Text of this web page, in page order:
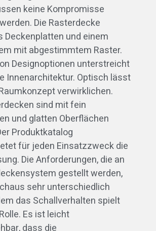
keine Kompromisse
Die Rasterdecke
Deckenplatten und einem
mit abgestimmtem Raster.
Designoptionen unterstreicht
Innenarchitektur. Optisch lässt
verwirklichen.
sind mit fein
und glatten Oberflächen
Produktkatalog
für jeden Einsatzzweck die
Die Anforderungen, die an
gestellt werden,
sehr unterschiedlich
das Schallverhalten spielt
Es ist leicht
dass die